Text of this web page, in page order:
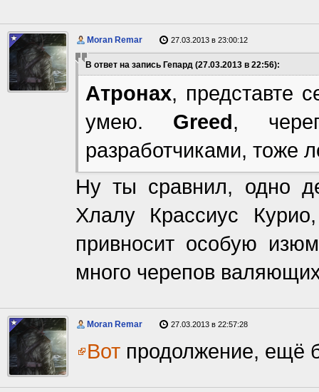
Moran Remar 27.03.2013 в 23:00:12
В ответ на запись Гепард (27.03.2013 в 22:56):
Атронах, представте
умею. Greed,
разработчиками, тоже
Ну ты сравнил, одно
Хлалу Крассиус
привносит особую
много черепов
Moran Remar 27.03.2013 в 22:57:28
Вот продолжение, ещё